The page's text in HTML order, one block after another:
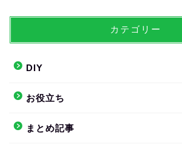
カテゴリー
DIY
お役立ち
まとめ記事